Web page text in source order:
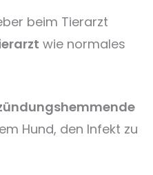
beim Tierarzt
wie normales
Hund, den Infekt zu